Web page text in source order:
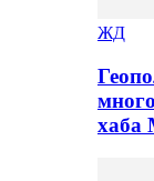
ЖД
хаба